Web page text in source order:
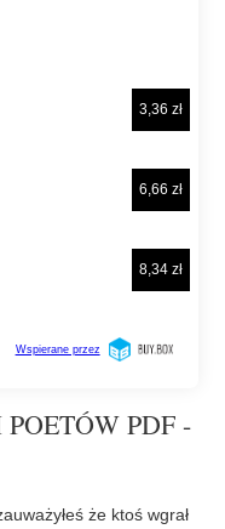
PDF -
że ktoś wgrał